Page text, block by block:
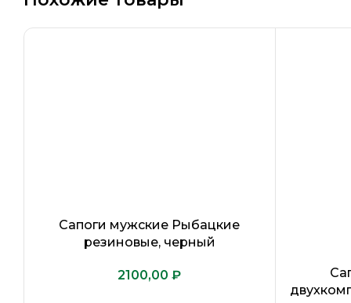
Сапоги мужские Рыбацкие
резиновые, черный
₽